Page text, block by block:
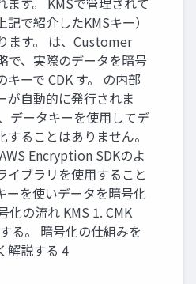
記で紹介したKMSキー）
ます。 は、Customer
で、実際のデータを暗号
キーで CDK す。 の内部
が⾃動的に発⾏されま
データキーを使⽤してデ
することはありません。
Encryption SDKのよ
イブラリを使⽤すること
ーを使いデータを暗号化
化の流れ KMS 1. CMK
る。 暗号化の仕組みを
解説する 4